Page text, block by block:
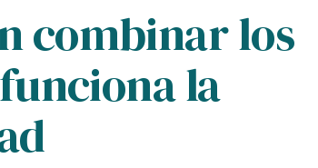
combinar los
la